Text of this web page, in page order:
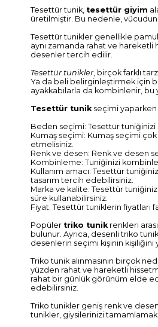
Tesettür tunik, tesettür giyim
üretilmiştir. Bu nedenle,
Tesettür tunikler genellikle
aynı zamanda rahat ve
desenler tercih edilir.
Tesettür tunikler, birçok farklı
Ya da beli belirginleştirmek için
ayakkabılarla da kombinlenir,
Tesettür tunikseçimi yaparken
Beden seçimi: Tesettür
Kumaş seçimi: Kumaş seçimi
etmelisiniz.
Renk ve desen: Renk ve desen
Kombinleme: Tuniğinizi
Kullanım amacı: Tesettür
tasarım tercih edebilirsiniz.
Marka ve kalite: Tesettür
süre kullanabilirsiniz.
Fiyat: Tesettür tuniklerin fiyatları
Popüler triko tunikrenkleri
bulunur. Ayrıca, desenli triko
desenlerin seçimi kişinin kişiliğini
Triko tunik alınmasının birçok
yüzden rahat ve hareketli
rahat bir günlük görünüm elde
edebilirsiniz.
Triko tunikler geniş renk ve
tunikler, giysilerinizi